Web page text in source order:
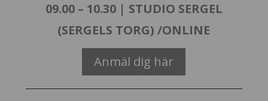
09.00 – 10.30 | STUDIO SERGEL
(SERGELS TORG) /ONLINE
Anmäl dig här